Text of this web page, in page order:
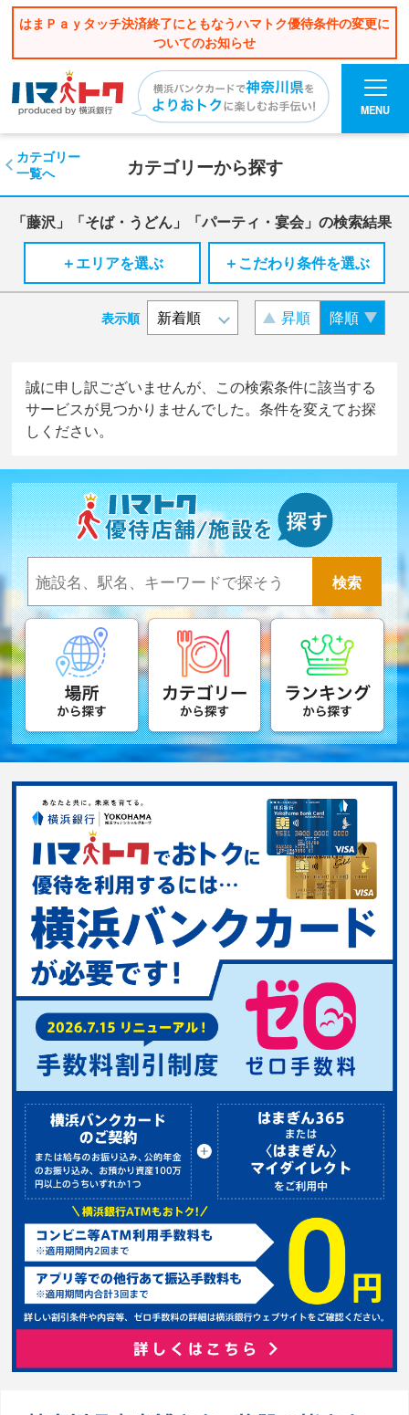
はまＰａｙタッチ決済終了にともなうハマトク優待条件の変更に
ついてのお知らせ
MENU
カテゴリーから探す
カテゴリー
一覧へ
「藤沢」「そば・うどん」「パーティ・宴会」の検索結果
＋エリアを選ぶ
＋こだわり条件を選ぶ
表示順 昇順 降順
誠に申し訳ございませんが、この検索条件に該当する
サービスが見つかりませんでした。条件を変えてお探
しください。